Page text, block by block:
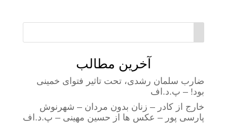
آخرین مطالب
ضارب سلمان رشدی، تحت تاثیر فتوای خمینی
بود! – پ.د.اف
خارج از کادر – زنان بدون مردان – شهرنوش
پارسی پور – عکس ها از حسین مهینی – پ.د.اف